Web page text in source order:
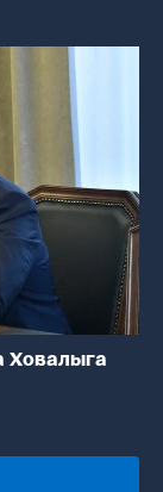
Ховалыга